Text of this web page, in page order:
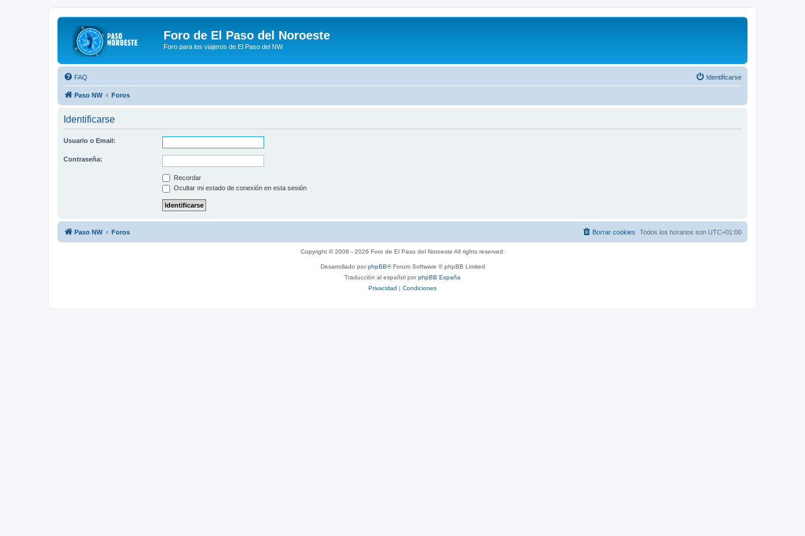
Foro de El Paso del Noroeste
Foro para los viajeros de El Paso del NW
FAQ Identificarse
Paso NW Foros
Identificarse
Usuario o Email:
Contraseña:
Recordar
Ocultar mi estado de conexión en esta sesión
Paso NW Foros Todos los horarios son UTC+01:00
Borrar cookies
Copyright © 2006 - 2026 Foro de El Paso del Noroeste All rights reserved.
Desarrollado porphpBB® Forum Software © phpBB Limited
Traducción al español porphpBB España
Privacidad | Condiciones